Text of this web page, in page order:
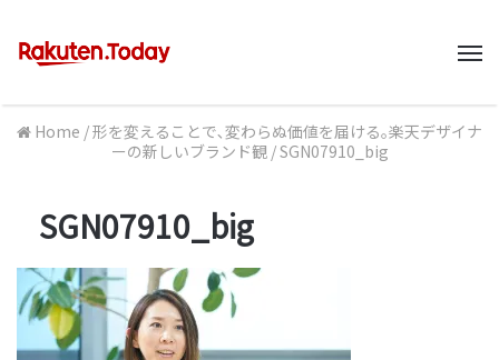
Home /形を変えることで､変わらぬ価値を届ける｡楽天デザイナ
ーの新しいブランド観 /SGN07910_big
SGN07910_big